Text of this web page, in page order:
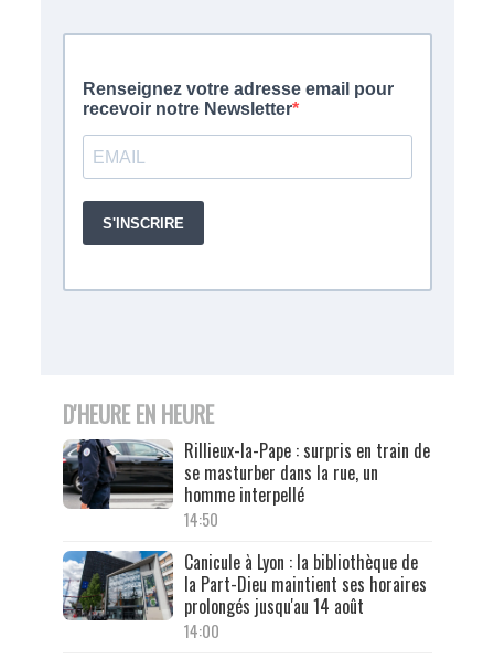
D'HEURE EN HEURE
Rillieux-la-Pape : surpris en train de
se masturber dans la rue, un
homme interpellé
14:50
Canicule à Lyon : la bibliothèque de
la Part-Dieu maintient ses horaires
prolongés jusqu'au 14 août
14:00